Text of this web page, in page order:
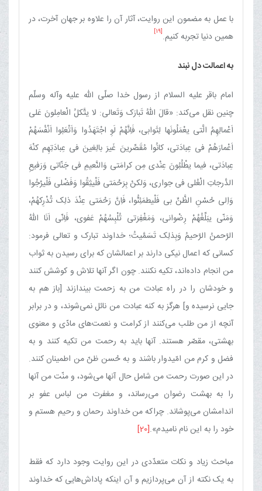
با عمل به مضمون این روایت، آثار آن را علاوه بر جهان آخرت، در
همین دنیا تجربه کنیم.[19]
به اعمالت دل نبند
امام باقر علیه السلام از رسول خدا صلّی اللّه علیه وآله وسلّم
چنین نقل می‌کند: «قالَ اللّهُ تَبارَک وَتَعالی‌: لا یتَّکلُ الْعامِلونَ عَلی
اَعْمالِهِمُ الَّتی یعْمَلُونَها لِثَوابی، فَاِنَّهُمْ لَوِ اجْتَهَدُوا وَاَتْعَبُوا اَنْفُسَهُمْ
اَعْمارَهُمْ فی عِبادَتی، کانُوا مُقَصِّرینَ غَیرَ بالِغینَ فی عِبادَتِهِم کنْهَ
عِبادَتی، فیما یطْلُبُونَ عِنْدی مِن کرامَتی وَالنَّعیمِ فی جَنّاتی وَرَفیعِ
الدَّرجاتِ الْعُلی فی جواری، وَلکنْ بِرَحْمَتی فَلْیثِقُوا وَفَضْلی فَلْیرْجُوا
وَاِلی حُسْنِ الظَّنِّ بی فَلْیطمَئِنُّوا، فَاِنَّ رَحْمَتی عِنْدَ ذلِک تُدْرِکهُمْ‌،
وَمَنّی یبَلِّغُهُمْ رِضْوانی، وَمَغْفِرَتی تُلْبِسُهُمْ عَفوی، فَاِنّی اَنَا اللّهُ
الرَّحمنُ الرَّحیمُ وَبِذلِک تَسَمَّیتُ؛ خداوند تبارک و تعالی فرمود:
کسانی که اعمال نیکی دارند بر اعمالشان که برای رسیدن به ثواب
من انجام داده‌‌اند، تکیه نکنند. چون اگر آنها تلاش و کوشش کنند
و خودشان را در راه عبادت من به زحمت بیندازند [باز هم به
جایی نرسیده و] هرگز به کنه عبادت من نائل نمی‌شوند، و در برابر
آنچه از من طلب می‌کنند از کرامت و نعمت‌های مادّی و معنوی
بهشتی، مقصّر هستند. آنها باید به رحمت من تکیه کنند و به
فضل و کرم من امّیدوار باشند و به حُسن ظنّ من اطمینان کنند.
در این صورت رحمت من شامل حال آنها می‌شود، و منّت من آنها
را به بهشت رضوان می‌رساند، و مغفرت من لباس عفو بر
اندامشان می‌پوشاند. چراکه من خداوند رحمان و رحیم هستم و
خود را به این نام نامیدم».[20]
مباحث زیاد و نکات متعدّدی در این روایت وجود دارد که فقط
به یک نکته از آن می‌پردازیم و آن اینکه پاداش‌هایی که خداوند